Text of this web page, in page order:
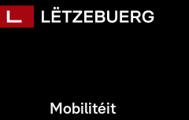
Mobilitéit